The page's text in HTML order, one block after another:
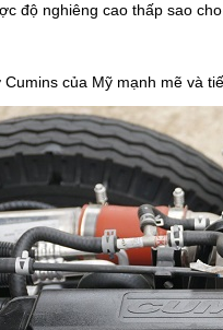
độ nghiêng cao thấp sao
của Mỹ mạnh mẽ và